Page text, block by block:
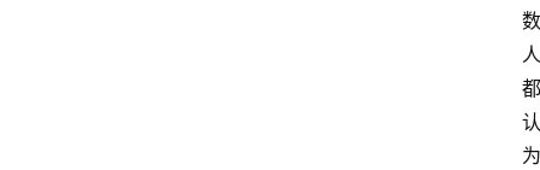
数
人
都
认
为